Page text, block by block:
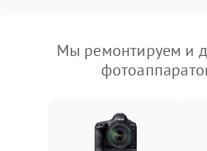
Мы ремонтируем и